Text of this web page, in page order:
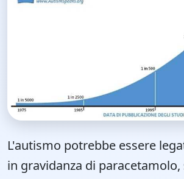
L'autismo potrebbe essere
in gravidanza di